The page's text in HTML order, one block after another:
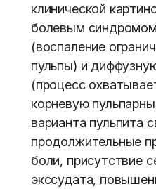
клинической
болевым
(воспаление
пульпы) и
(процесс
корневую
варианта пульпита
продолжительные
боли, присутствие
экссудата,